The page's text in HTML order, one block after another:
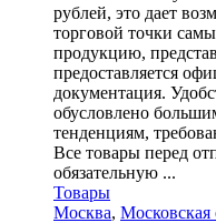
рублей, это дает
торговой точки
продукцию,
предоставляется
документация.
обусловлено
тенденциям,
Все товары перед
обязательную ...
Товары
Москва, Московская